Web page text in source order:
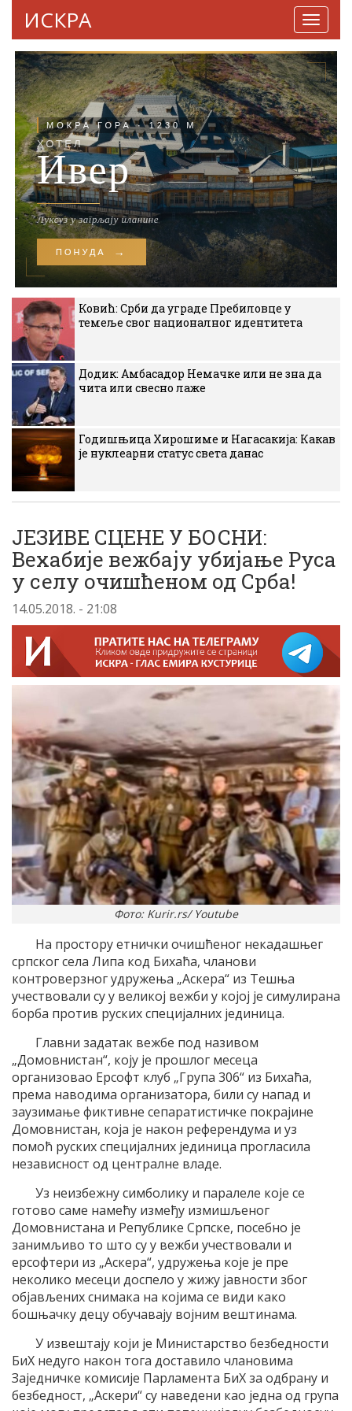
ИСКРА
Ковић: Срби да уграде Пребиловце у
темеље свог националног идентитета
Додик: Амбасадор Немачке или не зна да
чита или свесно лаже
Годишњица Хирошиме и Нагасакија: Какав
је нуклеарни статус света данас
ЈЕЗИВЕ СЦЕНЕ У БОСНИ:
Вехабије вежбају убијање Руса
у селу очишћеном од Срба!
14.05.2018. - 21:08
Фото: Kurir.rs/ Youtube
На простору етнички очишћеног некадашњег
српског села Липа код Бихаћа, чланови
контроверзног удружења „Аскера“ из Тешња
учествовали су у великој вежби у којој је симулирана
борба против руских специјалних јединица.
Главни задатак вежбе под називом
„Домовнистан“, коју је прошлог месеца
организовао Ерсофт клуб „Група 306“ из Бихаћа,
према наводима организатора, били су напад и
заузимање фиктивне сепаратистичке покрајине
Домовнистан, која је након референдума и уз
помоћ руских специјалних јединица прогласила
независност од централне владе.
Уз неизбежну симболику и паралеле које се
готово саме намећу између измишљеног
Домовнистана и Републике Српске, посебно је
занимљиво то што су у вежби учествовали и
ерсофтери из „Аскера“, удружења које је пре
неколико месеци доспело у жижу јавности због
објављених снимака на којима се види како
бошњачку децу обучавају војним вештинама.
У извештају који је Министарство безбедности
БиХ недуго након тога доставило члановима
Заједничке комисије Парламента БиХ за одбрану и
безбедност, „Аскери“ су наведени као једна од група